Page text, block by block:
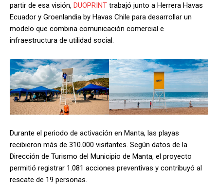
partir de esa visión, DUOPRINT trabajó junto a Herrera Havas
Ecuador y Groenlandia by Havas Chile para desarrollar un
modelo que combina comunicación comercial e
infraestructura de utilidad social.
Durante el periodo de activación en Manta, las playas
recibieron más de 310.000 visitantes. Según datos de la
Dirección de Turismo del Municipio de Manta, el proyecto
permitió registrar 1.081 acciones preventivas y contribuyó al
rescate de 19 personas.